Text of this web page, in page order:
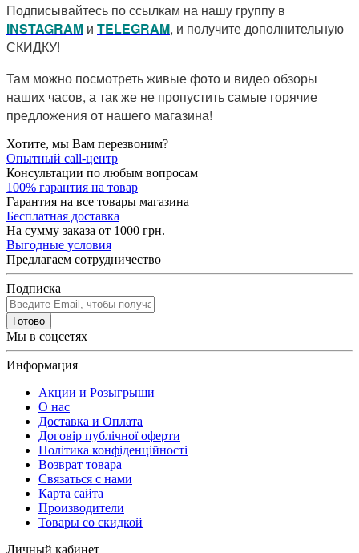
Подписывайтесь по ссылкам на нашу группу в
INSTAGRAM и TELEGRAM, и получите дополнительную
СКИДКУ!
Там можно посмотреть живые фото и видео обзоры
наших часов, а так же не пропустить самые горячие
предложения от нашего магазина!
Хотите, мы Вам перезвоним?
Опытный call-центр
Консультации по любым вопросам
100% гарантия на товар
Гарантия на все товары магазина
Бесплатная доставка
На сумму заказа от 1000 грн.
Выгодные условия
Предлагаем сотрудничество
Подписка
Готово
Мы в соцсетях
Информация
Акции и Розыгрыши
О нас
Доставка и Оплата
Договір публічної оферти
Політика конфіденційності
Возврат товара
Связаться с нами
Карта сайта
Производители
Товары со скидкой
Личный кабинет